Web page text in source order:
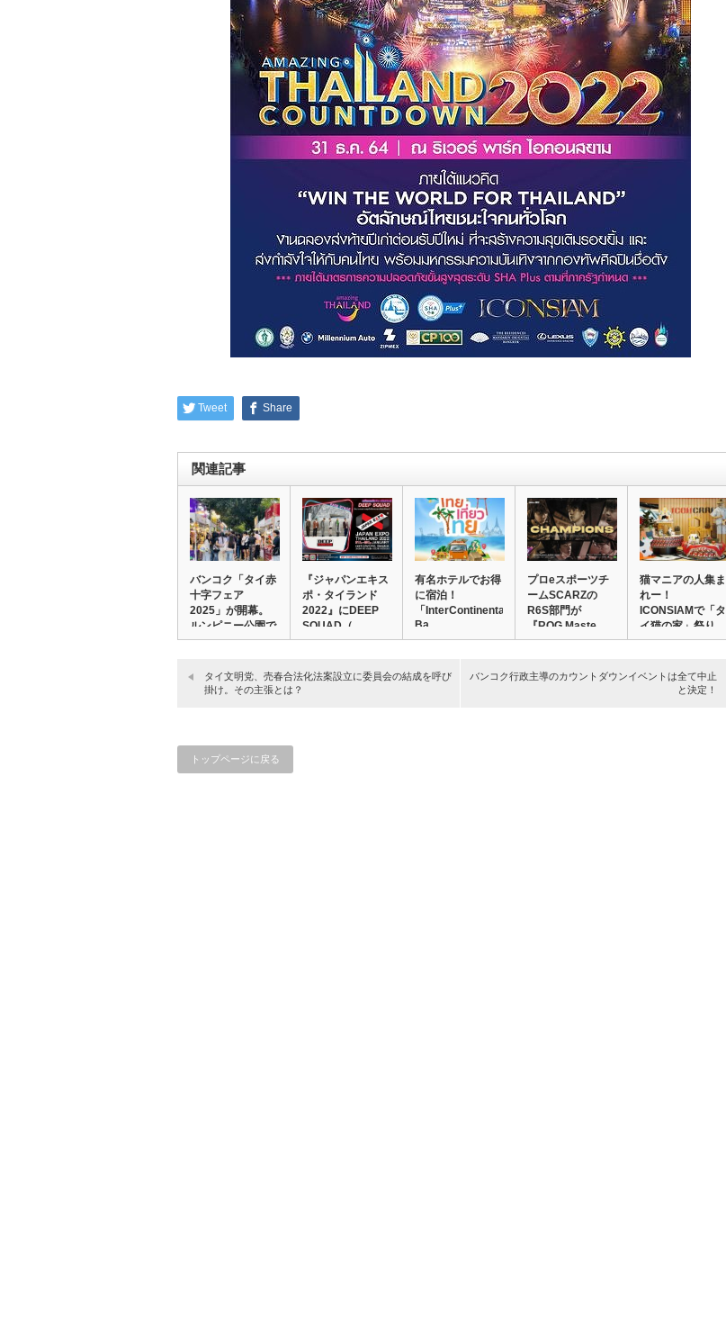
Tweet Share
関連記事
バンコク「タイ赤
十字フェア
2025」が開幕。
ルンピニー公園で
12…
『ジャパンエキス
ポ・タイランド
2022』にDEEP
SQUAD（…
有名ホテルでお得
に宿泊！
「InterContinental
Ba…
プロeスポーツチ
ームSCARZの
R6S部門が
『ROG Maste…
猫マニアの人集ま
れー！
ICONSIAMで「タ
イ猫の家」祭り。
猫…
タイ文明党、売春合法化法案設立に委員会の結成を呼び
掛け。その主張とは？
バンコク行政主導のカウントダウンイベントは全て中止
と決定！
トップページに戻る